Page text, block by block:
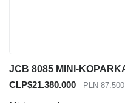
CLP$21.380.000 PLN 87.500